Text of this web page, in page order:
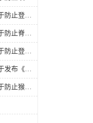
海关总署公告2026年第36号（关于防止登革热疫情传入我国的公告）
海关总署公告2025年第62号（关于防止脊髓灰质炎疫情传入我国的公告）
海关总署公告2025年第57号（关于防止登革热疫情传入我国的公告）
海关总署公告2025年第40号（关于发布《国境口岸传染病监测实施办法》的公告）
海关总署公告2025年第28号（关于防止猴痘疫情传入我国的公告）